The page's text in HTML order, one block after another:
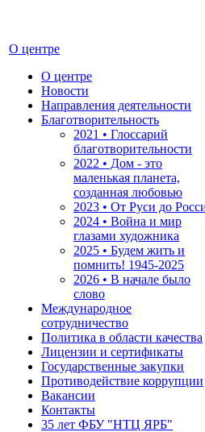
О центре
О центре
Новости
Направления деятельности
Благотворительность
2021 • Глоссарий
благотворительности
2022 • Дом - это
маленькая планета,
созданная любовью
2023 • От Руси до
2024 • Война и мир
глазами художника
2025 • Будем жить и
помнить! 1945-2025
2026 • В начале было
слово
Международное
сотрудничество
Политика в области качества
Лицензии и сертификаты
Государственные закупки
Противодействие коррупции
Вакансии
Контакты
35 лет ФБУ "НТЦ ЯРБ"